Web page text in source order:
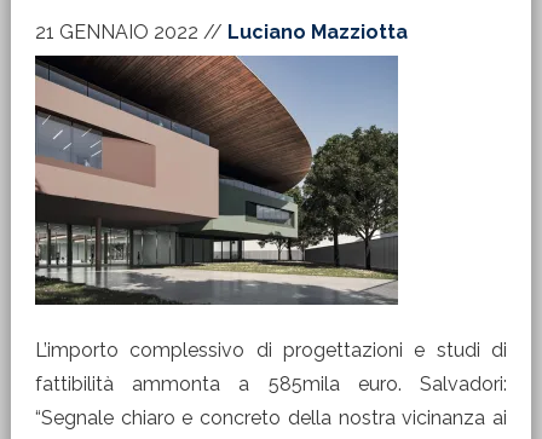
21 GENNAIO 2022 // Luciano Mazziotta
L’importo complessivo di progettazioni e studi di
fattibilità ammonta a 585mila euro. Salvadori:
“Segnale chiaro e concreto della nostra vicinanza ai